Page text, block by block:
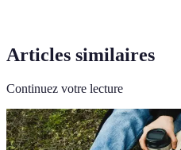
Articles similaires
Continuez votre lecture